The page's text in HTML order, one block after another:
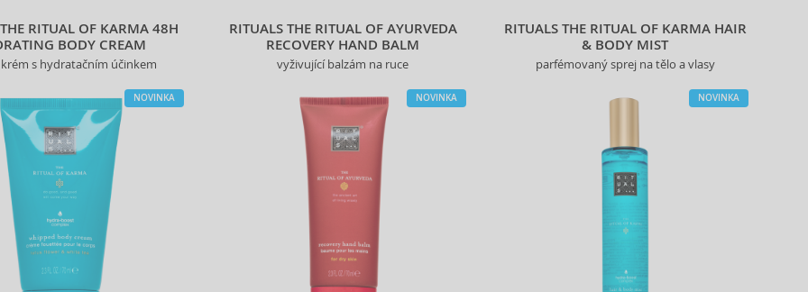
RITUAL OF KARMA 48H
BODY CREAM
s hydratačním účinkem
NOVINKA
RITUALS THE RITUAL OF AYURVEDA
RECOVERY HAND BALM
vyživující balzám na ruce
NOVINKA
RITUALS THE RITUAL OF KARMA HAIR
& BODY MIST
parfémovaný sprej na tělo a vlasy
NOVINKA